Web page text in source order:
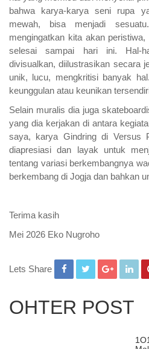
bahwa karya-karya seni rupa
mewah, bisa menjadi
mengingatkan kita akan
selesai sampai hari ini. Hal-
divisualkan, diilustrasikan secara
unik, lucu, mengkritisi banyak
keunggulan atau keunikan
Selain muralis dia juga
yang dia kerjakan di antara
saya, karya Gindring di Versus
diapresiasi dan layak untuk
tentang variasi berkembangnya
berkembang di Jogja dan bahkan
Terima kasih
Mei 2026 Eko Nugroho
Lets Share
OHTER POST